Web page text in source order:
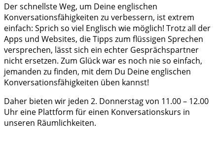
Der schnellste Weg, um Deine englischen
Konversationsfähigkeiten zu verbessern, ist extrem
einfach: Sprich so viel Englisch wie möglich! Trotz all der
Apps und Websites, die Tipps zum flüssigen Sprechen
versprechen, lässt sich ein echter Gesprächspartner
nicht ersetzen. Zum Glück war es noch nie so einfach,
jemanden zu finden, mit dem Du Deine englischen
Konversationsfähigkeiten üben kannst!
Daher bieten wir jeden 2. Donnerstag von 11.00 – 12.00
Uhr eine Plattform für einen Konversationskurs in
unseren Räumlichkeiten.